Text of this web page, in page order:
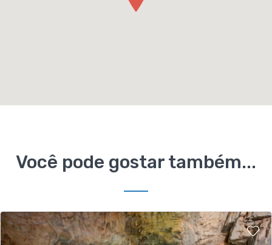
Você pode gostar também...